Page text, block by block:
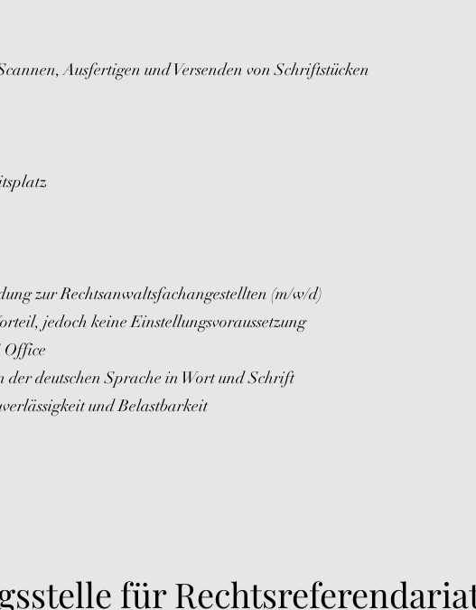
Ausfertigen und Versenden von Schriftstücken
zur Rechtsanwaltsfachangestellten (m/w/d)
jedoch keine Einstellungsvoraussetzung
Office
der deutschen Sprache in Wort und Schrift
und Belastbarkeit
für